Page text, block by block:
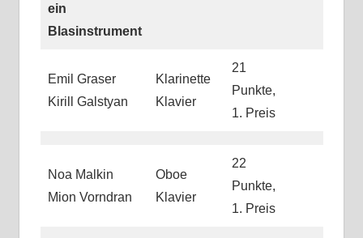
ein
Blasinstrument
Emil Graser
Kirill Galstyan
Klarinette
Klavier
21
Punkte,
1. Preis
Noa Malkin
Mion Vorndran
Oboe
Klavier
22
Punkte,
1. Preis